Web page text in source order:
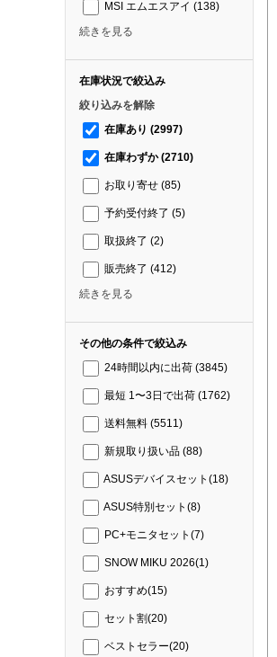
MSI エムエスアイ (138)
続きを見る
在庫状況で絞込み
絞り込みを解除
在庫あり (2997)
在庫わずか(2710)
お取り寄せ (85)
予約受付終了 (5)
取扱終了 (2)
販売終了 (412)
続きを見る
その他の条件で絞込み
24時間以内に出荷 (3845)
最短 1〜3日で出荷 (1762)
送料無料 (5511)
新規取り扱い品 (88)
ASUSデバイスセット (18)
ASUS特別セット (8)
PC+モニタセット (7)
SNOW MIKU 2026(1)
おすすめ(15)
セット割(20)
ベストセラー(20)